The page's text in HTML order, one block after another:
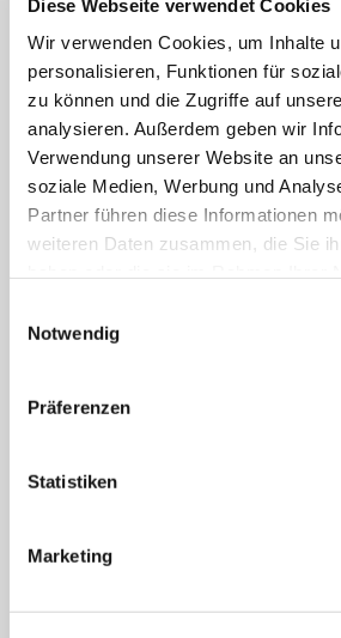
Diese Webseite verwendet Cookies
Wir verwenden Cookies, um Inhalte
personalisieren, Funktionen für
zu können und die Zugriffe auf
analysieren. Außerdem geben wir
Verwendung unserer Website an
soziale Medien, Werbung und
Partner führen diese Informationen
weiteren Daten zusammen, die Sie
Notwendig
Präferenzen
Statistiken
Marketing
Klinik für Allgemein-, Viszeral-
invasive Chirurgie
Klinik für Anästhesiologie &
Klinik für Innere Medizin
Gefäß- und Handchirurgie
HNO Belegabteilung
Pflegedienst